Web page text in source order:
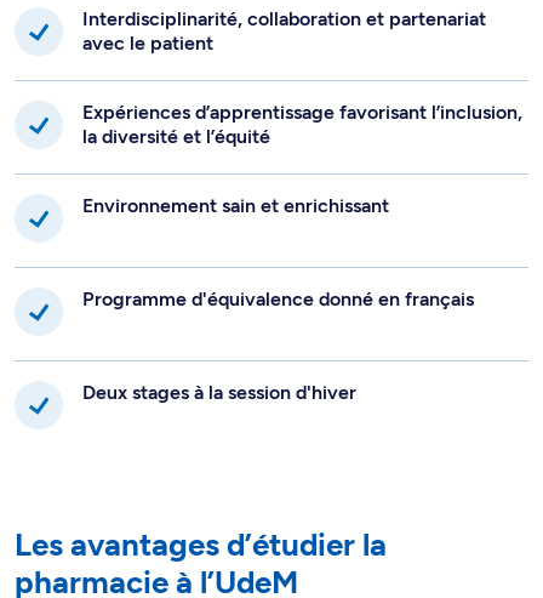
Interdisciplinarité, collaboration et partenariat
avec le patient
Expériences d’apprentissage favorisant l’inclusion,
la diversité et l’équité
Environnement sain et enrichissant
Programme d'équivalence donné en français
Deux stages à la session d'hiver
Les avantages d’étudier la
pharmacie à l’UdeM